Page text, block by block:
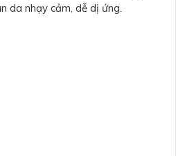
da nhạy cảm, dễ dị ứng.